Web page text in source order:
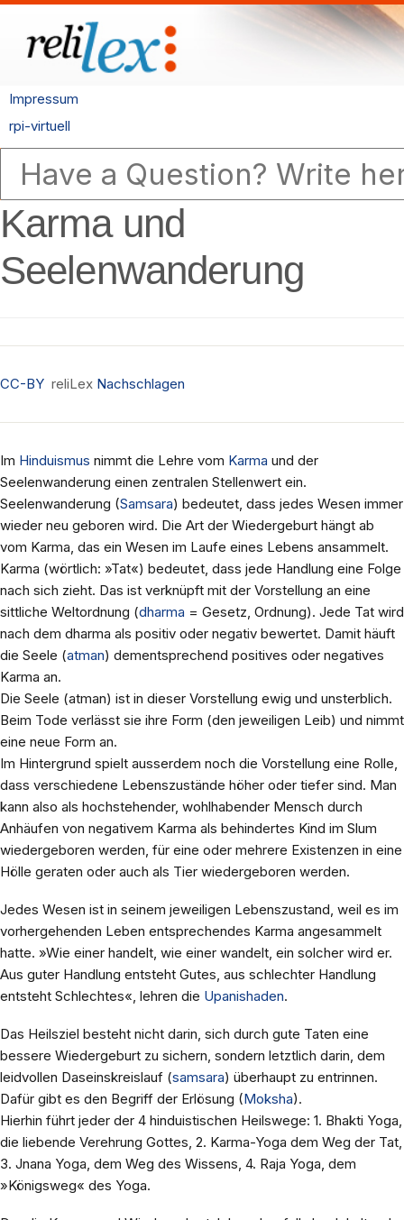
Impressum
rpi-virtuell
Karma und
Seelenwanderung
CC-BY reliLex Nachschlagen
Im Hinduismus nimmt die Lehre vom Karma und der
Seelenwanderung einen zentralen Stellenwert ein.
Seelenwanderung (Samsara) bedeutet, dass jedes Wesen immer
wieder neu geboren wird. Die Art der Wiedergeburt hängt ab
vom Karma, das ein Wesen im Laufe eines Lebens ansammelt.
Karma (wörtlich: »Tat«) bedeutet, dass jede Handlung eine Folge
nach sich zieht. Das ist verknüpft mit der Vorstellung an eine
sittliche Weltordnung (dharma = Gesetz, Ordnung). Jede Tat wird
nach dem dharma als positiv oder negativ bewertet. Damit häuft
die Seele (atman) dementsprechend positives oder negatives
Karma an.
Die Seele (atman) ist in dieser Vorstellung ewig und unsterblich.
Beim Tode verlässt sie ihre Form (den jeweiligen Leib) und nimmt
eine neue Form an.
Im Hintergrund spielt ausserdem noch die Vorstellung eine Rolle,
dass verschiedene Lebenszustände höher oder tiefer sind. Man
kann also als hochstehender, wohlhabender Mensch durch
Anhäufen von negativem Karma als behindertes Kind im Slum
wiedergeboren werden, für eine oder mehrere Existenzen in eine
Hölle geraten oder auch als Tier wiedergeboren werden.
Jedes Wesen ist in seinem jeweiligen Lebenszustand, weil es im
vorhergehenden Leben entsprechendes Karma angesammelt
hatte. »Wie einer handelt, wie einer wandelt, ein solcher wird er.
Aus guter Handlung entsteht Gutes, aus schlechter Handlung
entsteht Schlechtes«, lehren die Upanishaden.
Das Heilsziel besteht nicht darin, sich durch gute Taten eine
bessere Wiedergeburt zu sichern, sondern letztlich darin, dem
leidvollen Daseinskreislauf (samsara) überhaupt zu entrinnen.
Dafür gibt es den Begriff der Erlösung (Moksha).
Hierhin führt jeder der 4 hinduistischen Heilswege: 1. Bhakti Yoga,
die liebende Verehrung Gottes, 2. Karma-Yoga dem Weg der Tat,
3. Jnana Yoga, dem Weg des Wissens, 4. Raja Yoga, dem
»Königsweg« des Yoga.